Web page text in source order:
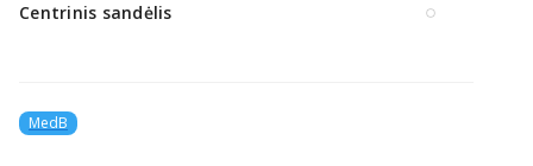
Centrinis sandėlis
MedB